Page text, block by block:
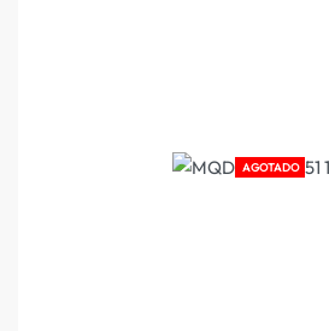
AGOTADO